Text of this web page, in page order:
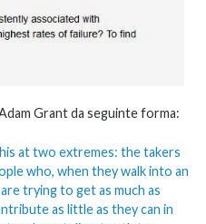
Grant da seguinte forma:
at two extremes: the takers
who, when they walk into an
trying to get as much as
as little as they can in